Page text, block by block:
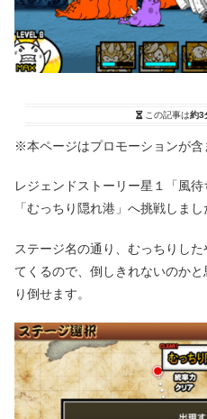
この記事は約3
※本ページはプロモーションが含
レジェンドストーリー星１「風
「むっちり隠れ港」へ挑戦しまし
ステージ名の通り、むっちりし
てくるので、倒しきれないのか
り倒せます。